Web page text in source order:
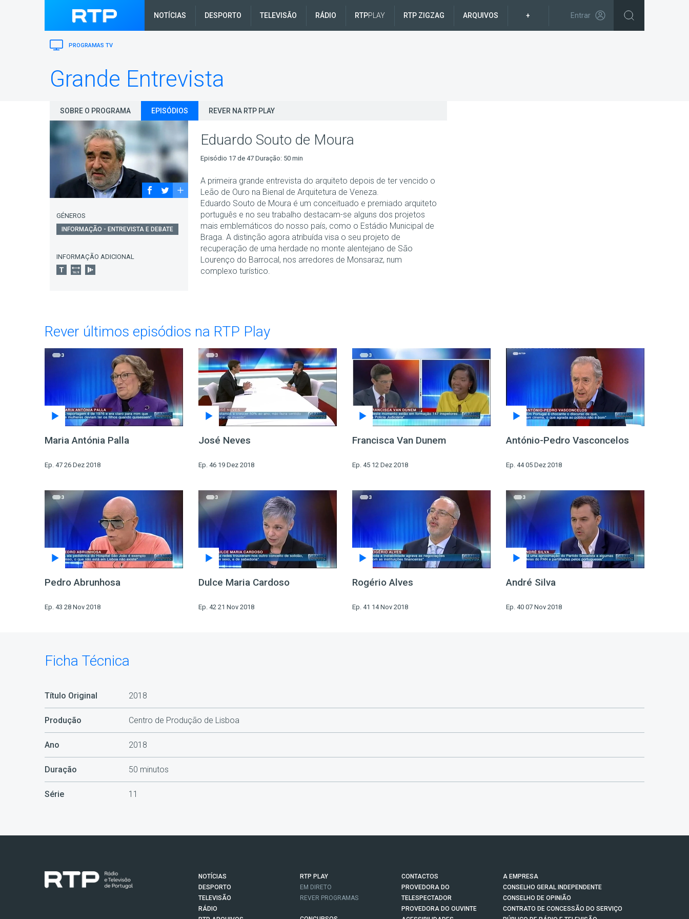
NOTÍCIAS DESPORTO TELEVISÃO RÁDIO RTPPLAY RTP ZIGZAG ARQUIVOS + Entrar
PROGRAMAS TV
Grande Entrevista
SOBRE O PROGRAMA EPISÓDIOS REVER NA RTP PLAY
GÉNEROS
INFORMAÇÃO - ENTREVISTA E DEBATE
INFORMAÇÃO ADICIONAL
Eduardo Souto de Moura
Episódio 17 de 47 Duração: 50 min
A primeira grande entrevista do arquiteto depois de ter vencido o
Leão de Ouro na Bienal de Arquitetura de Veneza.
Eduardo Souto de Moura é um conceituado e premiado arquiteto
português e no seu trabalho destacam-se alguns dos projetos
mais emblemáticos do nosso país, como o Estádio Municipal de
Braga. A distinção agora atribuída visa o seu projeto de
recuperação de uma herdade no monte alentejano de São
Lourenço do Barrocal, nos arredores de Monsaraz, num
complexo turístico.
Rever últimos episódios na RTP Play
Maria Antónia Palla
Ep. 47 26 Dez 2018
José Neves
Ep. 46 19 Dez 2018
Francisca Van Dunem
Ep. 45 12 Dez 2018
António-Pedro Vasconcelos
Ep. 44 05 Dez 2018
Pedro Abrunhosa
Ep. 43 28 Nov 2018
Dulce Maria Cardoso
Ep. 42 21 Nov 2018
Rogério Alves
Ep. 41 14 Nov 2018
André Silva
Ep. 40 07 Nov 2018
Ficha Técnica
Título Original 2018
Produção Centro de Produção de Lisboa
Ano 2018
Duração 50 minutos
Série 11
NOTÍCIAS
DESPORTO
TELEVISÃO
RÁDIO
RTP PLAY
EM DIRETO
REVER PROGRAMAS
CONTACTOS
PROVEDORA DO
TELESPECTADOR
PROVEDORA DO OUVINTE
A EMPRESA
CONSELHO GERAL INDEPENDENTE
CONSELHO DE OPINIÃO
CONTRATO DE CONCESSÃO DO SERVIÇO